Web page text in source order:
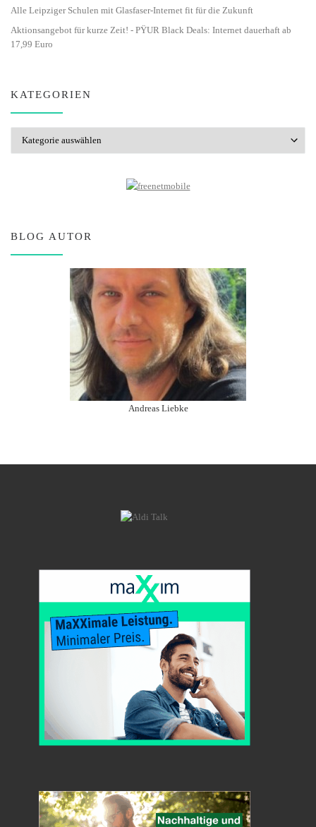
Alle Leipziger Schulen mit Glasfaser-Internet fit für die Zukunft
Aktionsangebot für kurze Zeit! - PŸUR Black Deals: Internet dauerhaft ab
17,99 Euro
KATEGORIEN
BLOG AUTOR
Andreas Liebke